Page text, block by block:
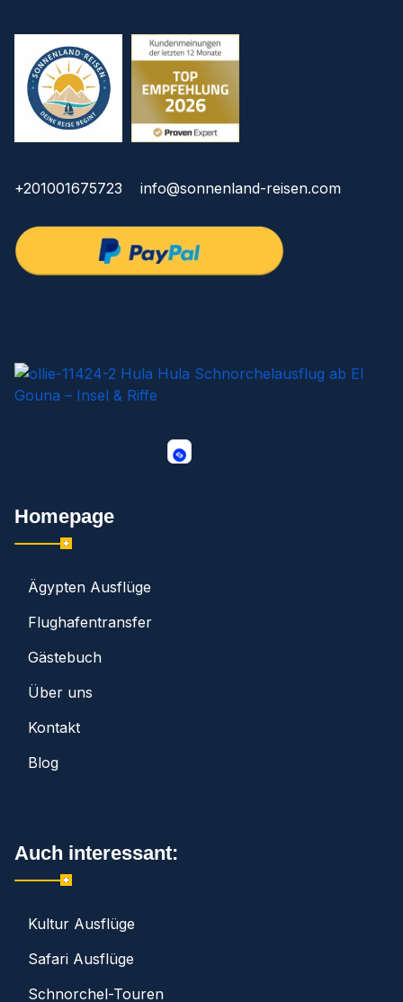
+201001675723 info@sonnenland-reisen.com
Homepage
Ägypten Ausflüge
Flughafentransfer
Gästebuch
Über uns
Kontakt
Blog
Auch interessant:
Kultur Ausflüge
Safari Ausflüge
Schnorchel-Touren